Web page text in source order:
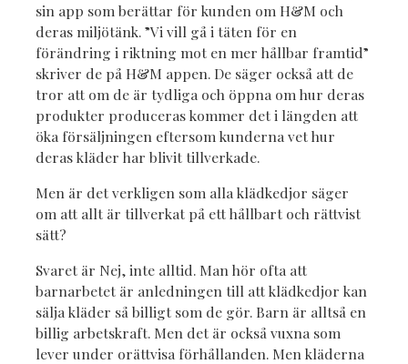
sin app som berättar för kunden om H&M och
deras miljötänk. ”Vi vill gå i täten för en
förändring i riktning mot en mer hållbar framtid”
skriver de på H&M appen. De säger också att de
tror att om de är tydliga och öppna om hur deras
produkter produceras kommer det i längden att
öka försäljningen eftersom kunderna vet hur
deras kläder har blivit tillverkade.
Men är det verkligen som alla klädkedjor säger
om att allt är tillverkat på ett hållbart och rättvist
sätt?
Svaret är Nej, inte alltid. Man hör ofta att
barnarbetet är anledningen till att klädkedjor kan
sälja kläder så billigt som de gör. Barn är alltså en
billig arbetskraft. Men det är också vuxna som
lever under orättvisa förhållanden. Men kläderna